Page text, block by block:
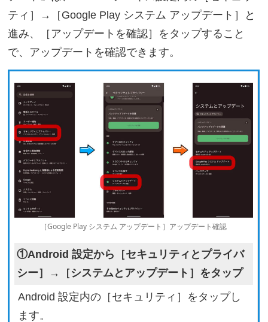
ティ］→［Google Play システム アップデート］と
進み、［アップデートを確認］をタップすること
で、アップデートを確認できます。
［Google Play システム アップデート］アップデート確認
①Android 設定から［セキュリティとプライバ
シー］→［システムとアップデート］をタップ
Android 設定内の［セキュリティ］をタップし
ます。